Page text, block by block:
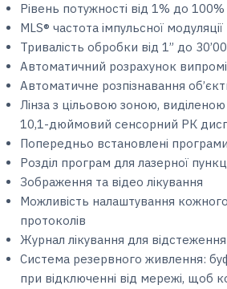
Рівень потужності від 1% до 100%
MLS® частота імпульсної
Тривалість обробки від 1” до
Автоматичний розрахунок
Автоматичне розпізнавання
Лінза з цільовою зоною,
10,1-дюймовий сенсорний РК
Попередньо встановлені
Розділ програм для лазерної
Зображення та відео лікування
Можливість налаштування
протоколів
Журнал лікування для
Система резервного живлення:
при відключенні від мережі, щоб